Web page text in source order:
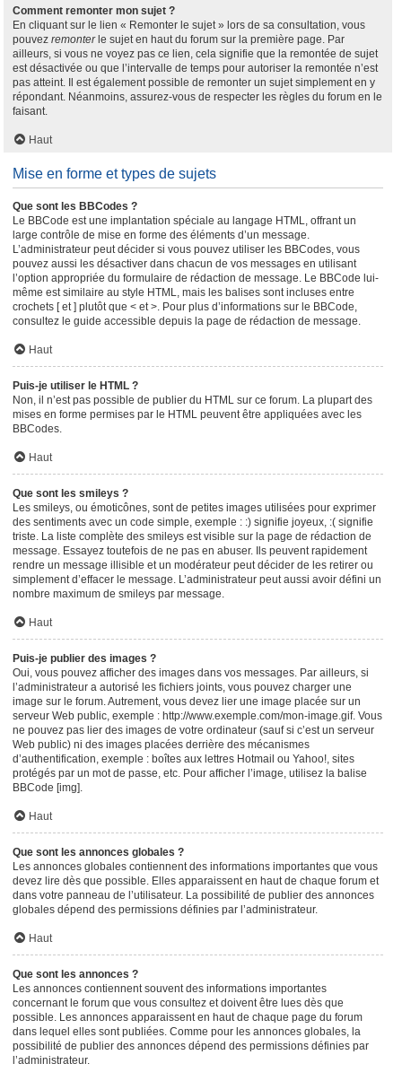
Comment remonter mon sujet ?
En cliquant sur le lien « Remonter le sujet » lors de sa consultation, vous
pouvez remonterle sujet en haut du forum sur la première page. Par
ailleurs, si vous ne voyez pas ce lien, cela signifie que la remontée de sujet
est désactivée ou que l’intervalle de temps pour autoriser la remontée n’est
pas atteint. Il est également possible de remonter un sujet simplement en y
répondant. Néanmoins, assurez-vous de respecter les règles du forum en le
faisant.
Haut
Mise en forme et types de sujets
Que sont les BBCodes ?
Le BBCode est une implantation spéciale au langage HTML, offrant un
large contrôle de mise en forme des éléments d’un message.
L’administrateur peut décider si vous pouvez utiliser les BBCodes, vous
pouvez aussi les désactiver dans chacun de vos messages en utilisant
l’option appropriée du formulaire de rédaction de message. Le BBCode lui-
même est similaire au style HTML, mais les balises sont incluses entre
crochets [ et ] plutôt que < et >. Pour plus d’informations sur le BBCode,
consultez le guide accessible depuis la page de rédaction de message.
Haut
Puis-je utiliser le HTML ?
Non, il n’est pas possible de publier du HTML sur ce forum. La plupart des
mises en forme permises par le HTML peuvent être appliquées avec les
BBCodes.
Haut
Que sont les smileys ?
Les smileys, ou émoticônes, sont de petites images utilisées pour exprimer
des sentiments avec un code simple, exemple : :) signifie joyeux, :( signifie
triste. La liste complète des smileys est visible sur la page de rédaction de
message. Essayez toutefois de ne pas en abuser. Ils peuvent rapidement
rendre un message illisible et un modérateur peut décider de les retirer ou
simplement d’effacer le message. L’administrateur peut aussi avoir défini un
nombre maximum de smileys par message.
Haut
Puis-je publier des images ?
Oui, vous pouvez afficher des images dans vos messages. Par ailleurs, si
l’administrateur a autorisé les fichiers joints, vous pouvez charger une
image sur le forum. Autrement, vous devez lier une image placée sur un
serveur Web public, exemple : http://www.exemple.com/mon-image.gif. Vous
ne pouvez pas lier des images de votre ordinateur (sauf si c’est un serveur
Web public) ni des images placées derrière des mécanismes
d’authentification, exemple : boîtes aux lettres Hotmail ou Yahoo!, sites
protégés par un mot de passe, etc. Pour afficher l’image, utilisez la balise
BBCode [img].
Haut
Que sont les annonces globales ?
Les annonces globales contiennent des informations importantes que vous
devez lire dès que possible. Elles apparaissent en haut de chaque forum et
dans votre panneau de l’utilisateur. La possibilité de publier des annonces
globales dépend des permissions définies par l’administrateur.
Haut
Que sont les annonces ?
Les annonces contiennent souvent des informations importantes
concernant le forum que vous consultez et doivent être lues dès que
possible. Les annonces apparaissent en haut de chaque page du forum
dans lequel elles sont publiées. Comme pour les annonces globales, la
possibilité de publier des annonces dépend des permissions définies par
l’administrateur.